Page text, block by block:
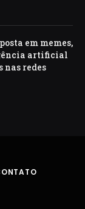
em memes,
artificial
nas redes